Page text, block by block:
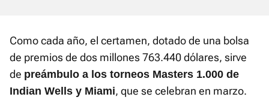
Como cada año, el certamen, dotado de una bolsa
de premios de dos millones 763.440 dólares, sirve
de preámbulo a los torneos Masters 1.000 de
Indian Wells y Miami, que se celebran en marzo.